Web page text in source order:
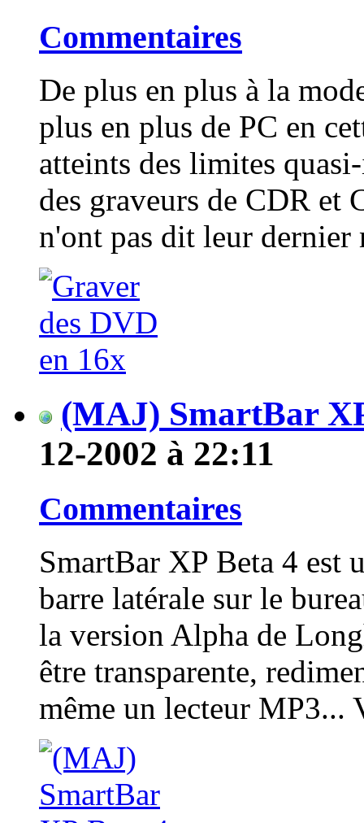
Commentaires
De plus en plus à la
plus en plus de PC en
atteints des limites
des graveurs de CDR et
n'ont pas dit leur dernier
(MAJ) SmartBar
12-2002 à 22:11
Commentaires
SmartBar XP Beta 4 est
barre latérale sur le
la version Alpha de
être transparente,
même un lecteur MP3...